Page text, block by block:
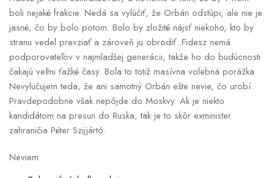
boli nejaké frakcie. Nedá sa vylúčiť, že Orbán odstúpi, ale nie je
jasné, čo by bolo potom. Bolo by zložité nájsť niekoho, kto by
stranu vedel prevziať a zároveň ju obrodiť. Fidesz nemá
podporovateľov v najmladšej generácii, takže ho do budúcnosti
čakajú veľmi ťažké časy. Bola to totiž masívna volebná porážka.
Nevylučujem teda, že ani samotný Orbán ešte nevie, čo urobí.
Pravdepodobne však nepôjde do Moskvy. Ak je niekto
kandidátom na presun do Ruska, tak je to skôr exminister
zahraničia Péter Szijjártó.
Neviem